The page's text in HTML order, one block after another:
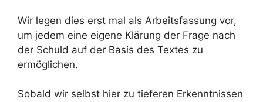
Wir legen dies erst mal als Arbeitsfassung vor,
um jedem eine eigene Klärung der Frage nach
der Schuld auf der Basis des Textes zu
ermöglichen.
Sobald wir selbst hier zu tieferen Erkenntnissen